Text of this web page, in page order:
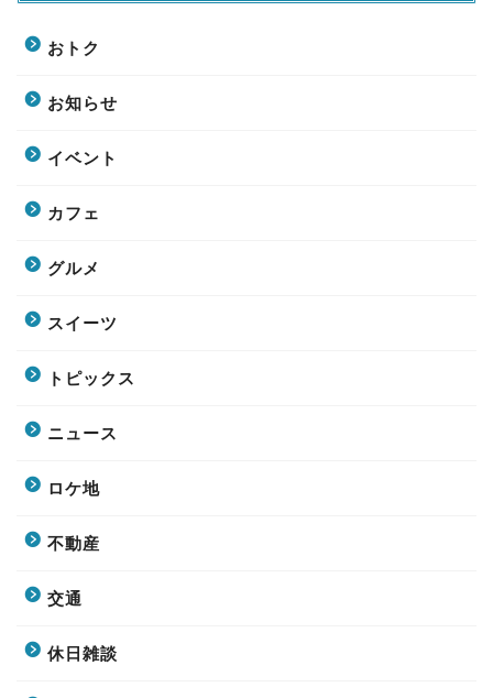
おトク
お知らせ
イベント
カフェ
グルメ
スイーツ
トピックス
ニュース
ロケ地
不動産
交通
休日雑談